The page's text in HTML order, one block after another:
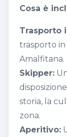
Cosa è
Trasporto
trasporto in
Amalfitana.
Skipper:
storia, la
zona.
Aperitivo: